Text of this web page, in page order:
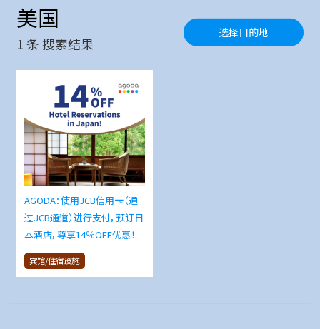
美国
1条 搜索结果
选择目的地
AGODA：使用JCB信用卡（通
过JCB通道）进行支付，预订日
本酒店，尊享14％OFF优惠！
宾馆/住宿设施